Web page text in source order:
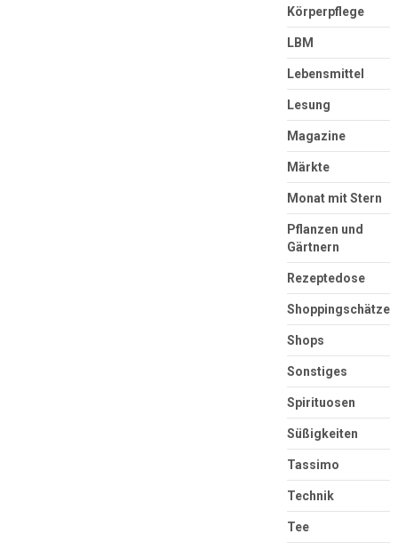
Körperpflege
LBM
Lebensmittel
Lesung
Magazine
Märkte
Monat mit Stern
Pflanzen und
Gärtnern
Rezeptedose
Shoppingschätze
Shops
Sonstiges
Spirituosen
Süßigkeiten
Tassimo
Technik
Tee